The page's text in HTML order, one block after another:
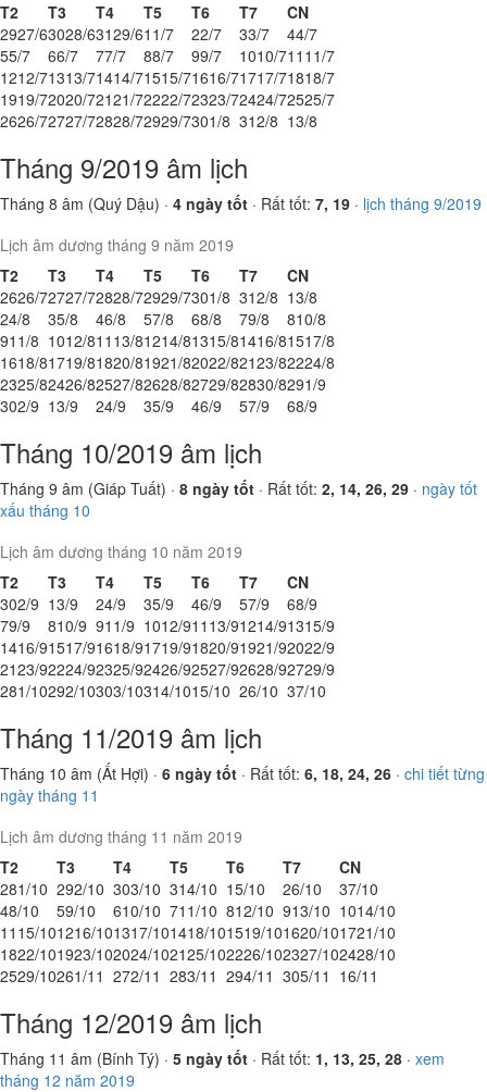
T2
T3 T4 T5 T6 T7
CN
2927/63028/63129/61 1/7 22/7 33/7 44/7
55/7 66/7 77/7 88/7 99/7 1010/711 11/7
1212/71313/71414/71515/71616/71717/71818/7
1919/72020/72121/72222/72323/72424/72525/7
2626/72727/72828/72929/7301/8 312/8 13/8
Tháng 9/2019 âm lịch
Tháng 8 âm (Quý Dậu) · 4 ngày tốt · Rất tốt: 7, 19 · lịch tháng 9/2019
Lịch âm dương tháng 9 năm 2019
T2
T3 T4 T5 T6 T7
CN
2626/72727/72828/72929/7301/8 312/8 13/8
24/8 35/8 46/8 57/8 68/8 79/8 810/8
911/8 1012/811 13/81214/81315/81416/81517/8
1618/81719/81820/81921/82022/82123/82224/8
2325/82426/82527/82628/82729/82830/8291/9
302/9 13/9 24/9 35/9 46/9 57/9 68/9
Tháng 10/2019 âm lịch
Tháng 9 âm (Giáp Tuất) · 8 ngày tốt · Rất tốt: 2, 14, 26, 29 · ngày tốt
xấu tháng 10
Lịch âm dương tháng 10 năm 2019
T2
T3 T4 T5 T6 T7
CN
302/9 13/9 24/9 35/9 46/9 57/9 68/9
79/9 810/9 911/9 1012/911 13/91214/91315/9
1416/91517/91618/91719/91820/91921/92022/9
2123/92224/92325/92426/92527/92628/92729/9
281/10292/10303/10314/1015/10 26/10 37/10
Tháng 11/2019 âm lịch
Tháng 10 âm (Ất Hợi) · 6 ngày tốt · Rất tốt: 6, 18, 24, 26 · chi tiết từng
ngày tháng 11
Lịch âm dương tháng 11 năm 2019
T2
T3 T4 T5 T6 T7
CN
281/10 292/10 303/10 314/10 15/10 26/10 37/10
48/10 59/10 610/10 711/10 812/10 913/10 1014/10
11 15/101216/101317/101418/101519/101620/101721/10
1822/101923/102024/102125/102226/102327/102428/10
2529/10261/11 272/11 283/11 294/11 305/11 16/11
Tháng 12/2019 âm lịch
Tháng 11 âm (Bính Tý) · 5 ngày tốt · Rất tốt: 1, 13, 25, 28 · xem
tháng 12 năm 2019